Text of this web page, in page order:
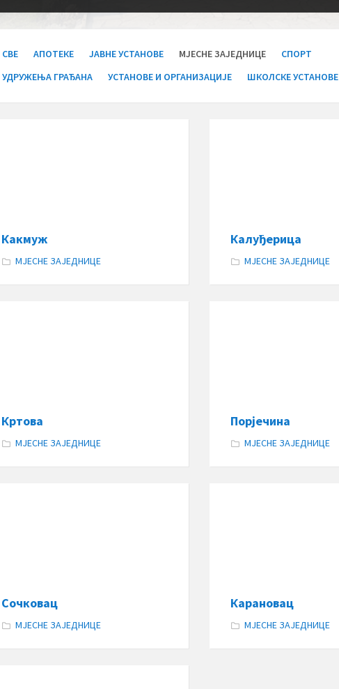
СВЕ АПОТЕКЕ ЈАВНЕ УСТАНОВЕ МЈЕСНЕ ЗАЈЕДНИЦЕ
СПОРТ
УДРУЖЕЊА ГРАЂАНА
УСТАНОВЕ И ОРГАНИЗАЦИЈЕ ШКОЛСКЕ УСТАНОВЕ
Какмуж
МЈЕСНЕ ЗАЈЕДНИЦЕ
Калуђерица
МЈЕСНЕ ЗАЈЕДНИЦЕ
Кртова
МЈЕСНЕ ЗАЈЕДНИЦЕ
Порјечина
МЈЕСНЕ ЗАЈЕДНИЦЕ
Сочковац
МЈЕСНЕ ЗАЈЕДНИЦЕ
Карановац
МЈЕСНЕ ЗАЈЕДНИЦЕ